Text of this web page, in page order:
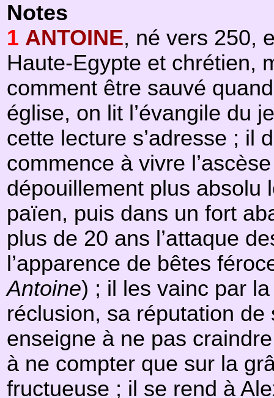
Notes
1 ANTOINE, né vers 250,
Haute-Egypte et chrétien,
comment être sauvé
église, on lit l’évangile du
cette lecture s’adresse ; il
commence à vivre
dépouillement plus absolu
païen, puis dans un fort
plus de 20 ans l’attaque
l’apparence de bêtes
Antoine) ; il les vainc par
réclusion, sa réputation
enseigne à ne pas
à ne compter que sur la
fructueuse ; il se rend à